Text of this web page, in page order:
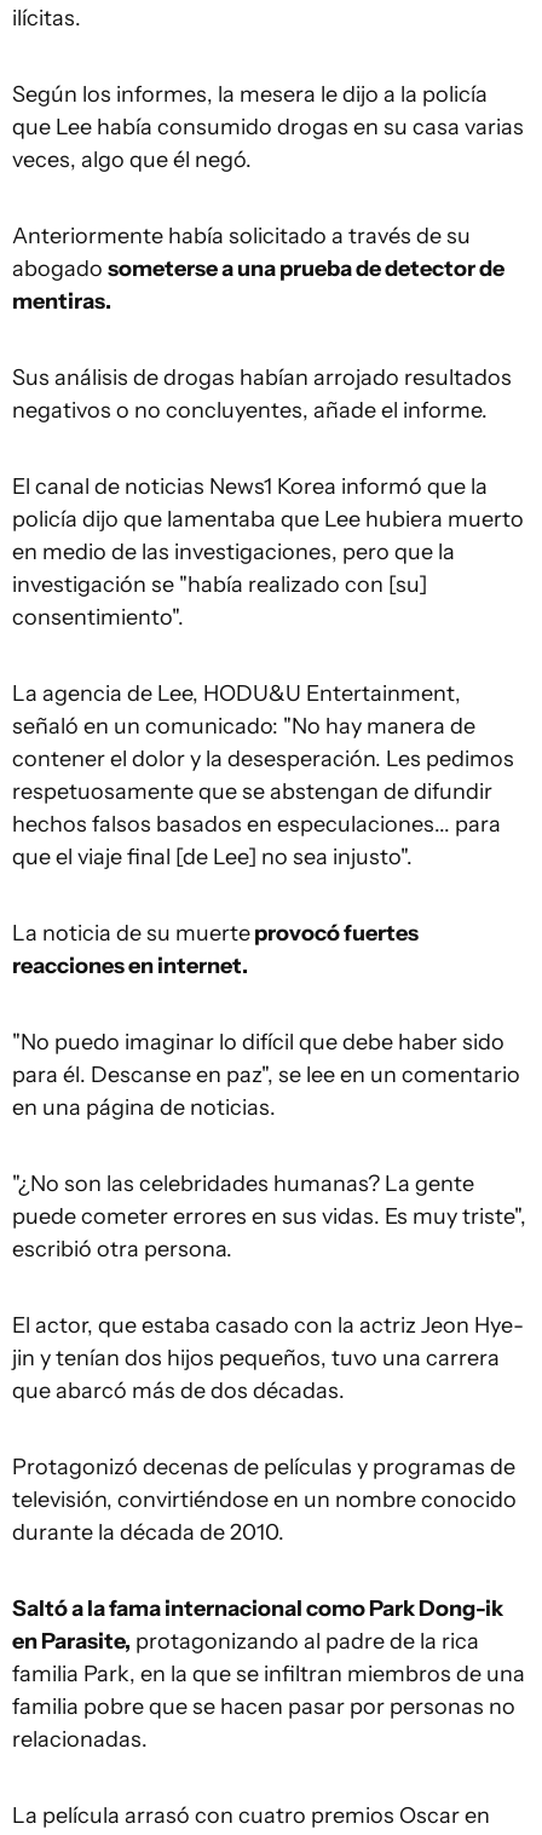
ilícitas.
Según los informes, la mesera le dijo a la policía
que Lee había consumido drogas en su casa varias
veces, algo que él negó.
Anteriormente había solicitado a través de su
abogado someterse a una prueba de detector de
mentiras.
Sus análisis de drogas habían arrojado resultados
negativos o no concluyentes, añade el informe.
El canal de noticias News1 Korea informó que la
policía dijo que lamentaba que Lee hubiera muerto
en medio de las investigaciones, pero que la
investigación se "había realizado con [su]
consentimiento".
La agencia de Lee, HODU&U Entertainment,
señaló en un comunicado: "No hay manera de
contener el dolor y la desesperación. Les pedimos
respetuosamente que se abstengan de difundir
hechos falsos basados en especulaciones... para
que el viaje final [de Lee] no sea injusto".
La noticia de su muerteprovocó fuertes
reacciones en internet.
"No puedo imaginar lo difícil que debe haber sido
para él. Descanse en paz", se lee en un comentario
en una página de noticias.
"¿No son las celebridades humanas? La gente
puede cometer errores en sus vidas. Es muy triste",
escribió otra persona.
El actor, que estaba casado con la actriz Jeon Hye-
jin y tenían dos hijos pequeños, tuvo una carrera
que abarcó más de dos décadas.
Protagonizó decenas de películas y programas de
televisión, convirtiéndose en un nombre conocido
durante la década de 2010.
Saltó a la fama internacional como Park Dong-ik
en Parasite, protagonizando al padre de la rica
familia Park, en la que se infiltran miembros de una
familia pobre que se hacen pasar por personas no
relacionadas.
La película arrasó con cuatro premios Oscar en